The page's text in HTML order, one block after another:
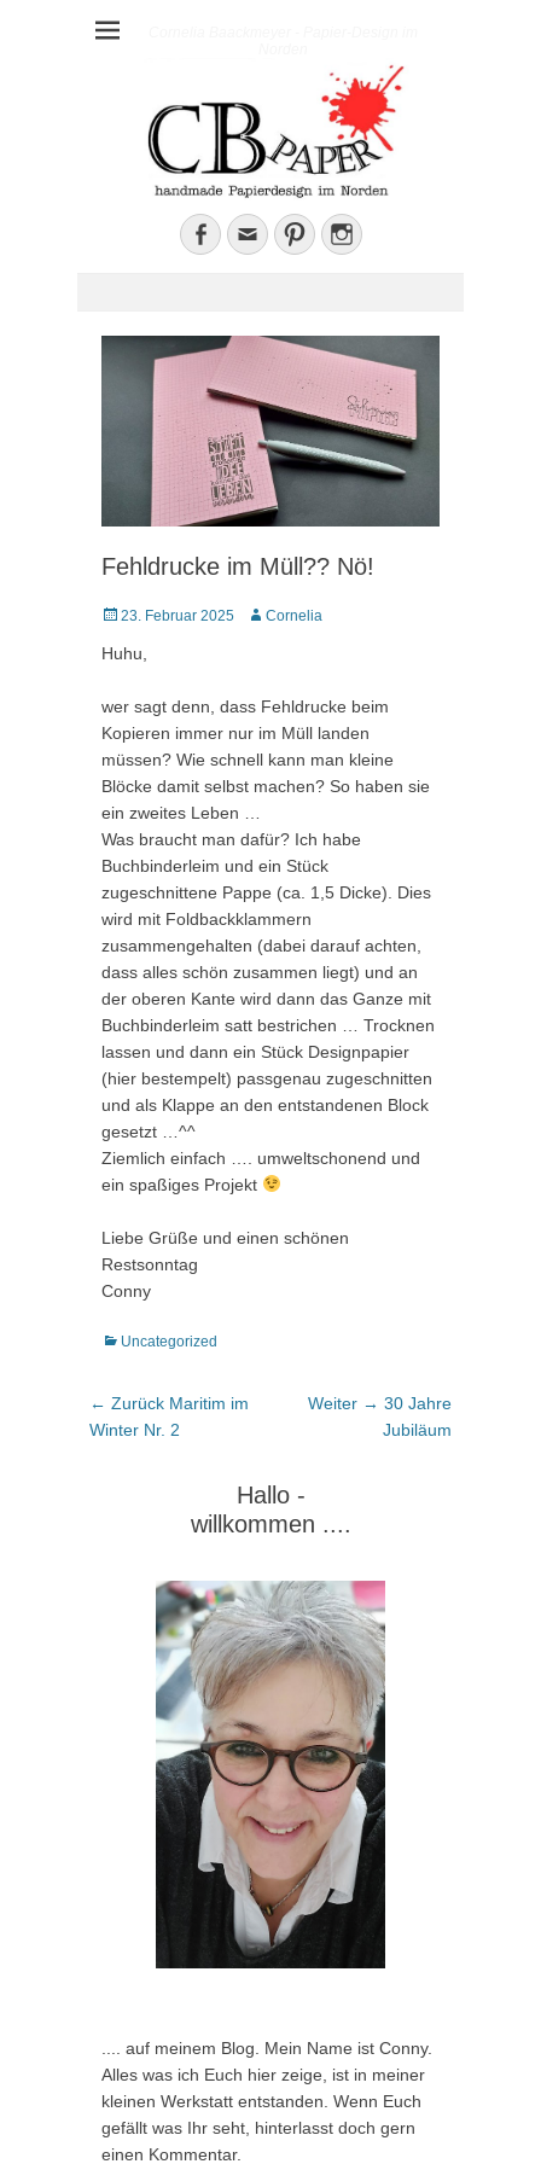
Facebook
E-
Mail
PinterestInstagram
Fehldrucke im Müll?? Nö!
Posted23. Februar 2025 AutorCornelia
Huhu,
wer sagt denn, dass Fehldrucke beim
Kopieren immer nur im Müll landen
müssen? Wie schnell kann man kleine
Blöcke damit selbst machen? So haben sie
ein zweites Leben …
Was braucht man dafür? Ich habe
Buchbinderleim und ein Stück
zugeschnittene Pappe (ca. 1,5 Dicke). Dies
wird mit Foldbackklammern
zusammengehalten (dabei darauf achten,
dass alles schön zusammen liegt) und an
der oberen Kante wird dann das Ganze mit
Buchbinderleim satt bestrichen … Trocknen
lassen und dann ein Stück Designpapier
(hier bestempelt) passgenau zugeschnitten
und als Klappe an den entstandenen Block
gesetzt …^^
Ziemlich einfach …. umweltschonend und
ein spaßiges Projekt
Liebe Grüße und einen schönen
Restsonntag
Conny
Kategorien
Uncategorized
Beitragsnavigation
← Zurück Vorheriger
Beitrag:
Maritim im
Winter Nr. 2
Weiter → Nächster
Beitrag:
30 Jahre
Jubiläum
Hallo -
willkommen ....
.... auf meinem Blog. Mein Name ist Conny.
Alles was ich Euch hier zeige, ist in meiner
kleinen Werkstatt entstanden. Wenn Euch
gefällt was Ihr seht, hinterlasst doch gern
einen Kommentar.